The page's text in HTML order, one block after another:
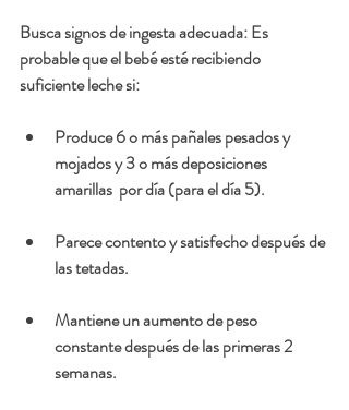
Busca signos de ingesta adecuada: Es
probable que el bebé esté recibiendo
suficiente leche si:
Produce 6 o más pañales pesados y
mojados y 3 o más deposiciones
amarillas  por día (para el día 5).
Parece contento y satisfecho después de
las tetadas.
Mantiene un aumento de peso
constante después de las primeras 2
semanas.